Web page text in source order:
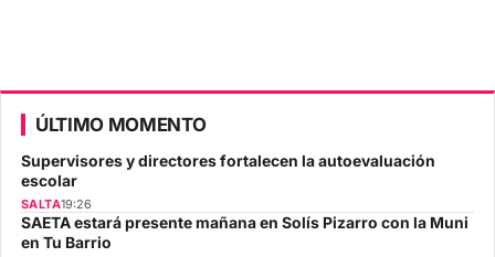
ÚLTIMO MOMENTO
Supervisores y directores fortalecen la autoevaluación
escolar
SALTA19:26
SAETA estará presente mañana en Solís Pizarro con la Muni
en Tu Barrio